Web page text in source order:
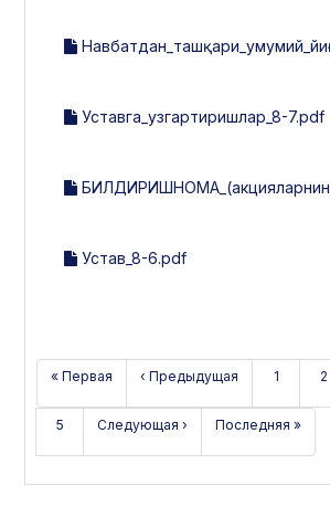
Уставга_узгартиришлар_8-7.pdf
Устав_8-6.pdf
« Первая ‹ Предыдущая 1 2
5 Следующая › Последняя »